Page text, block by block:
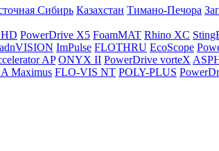
Сибирь Казахстан Тимано-Печора
HD PowerDrive X5 FoamMAT Rhino XC
adnVISION ImPulse FLOTHRU EcoScope
AP ONYX II PowerDrive vorteX
Maximus FLO-VIS NT POLY-PLUS